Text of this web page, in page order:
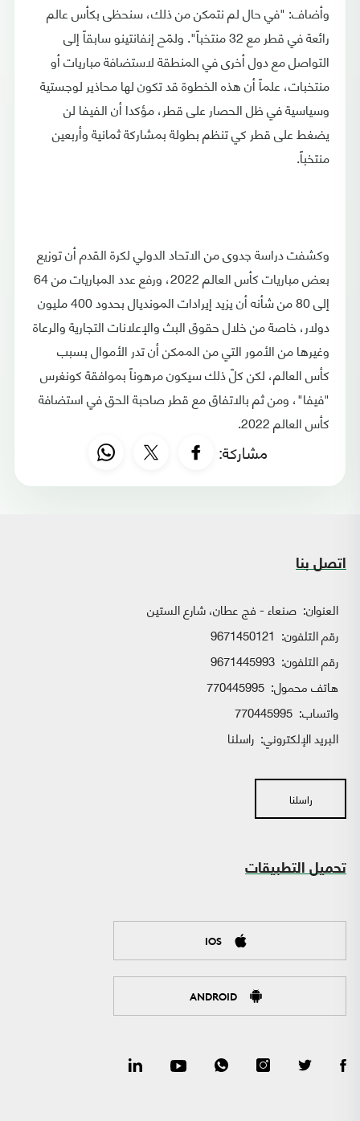
وأضاف: "في حال لم نتمكن من ذلك، سنحظى بكأس عالم
رائعة في قطر مع 32 منتخباً". ولمّح إنفانتينو سابقاً إلى
التواصل مع دول أخرى في المنطقة لاستضافة مباريات أو
منتخبات، علماً أن هذه الخطوة قد تكون لها محاذير لوجستية
وسياسية في ظل الحصار على قطر، مؤكدا أن الفيفا لن
يضغط على قطر كي تنظم بطولة بمشاركة ثمانية وأربعين
منتخباً.
وكشفت دراسة جدوى من الاتحاد الدولي لكرة القدم أن توزيع
بعض مباريات كأس العالم 2022، ورفع عدد المباريات من 64
إلى 80 من شأنه أن يزيد إيرادات المونديال بحدود 400 مليون
دولار، خاصة من خلال حقوق البث والإعلانات التجارية والرعاة
وغيرها من الأمور التي من الممكن أن تدر الأموال بسبب
كأس العالم، لكن كلّ ذلك سيكون مرهوناً بموافقة كونغرس
"فيفا"، ومن ثم بالاتفاق مع قطر صاحبة الحق في استضافة
كأس العالم 2022.
مشاركة:
اتصل بنا
العنوان: صنعاء - فج عطان، شارع الستين
رقم التلفون: 9671450121
رقم التلفون: 9671445993
هاتف محمول: 770445995
واتساب:
البريد الإلكتروني: راسلنا
راسلنا
تحميل التطبيقات
IOS
ANDROID